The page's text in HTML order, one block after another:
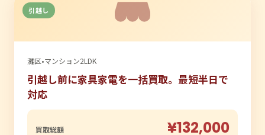
引越し
灘区•マンション2LDK
引越し前に家具家電を一括買取。最短半日で
対応
買取総額 ¥132,000